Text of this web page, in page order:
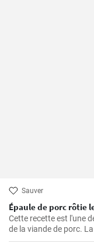
Sauver
Épaule de porc rôtie
Cette recette est l'une
de la viande de porc.
possibilité de devenir